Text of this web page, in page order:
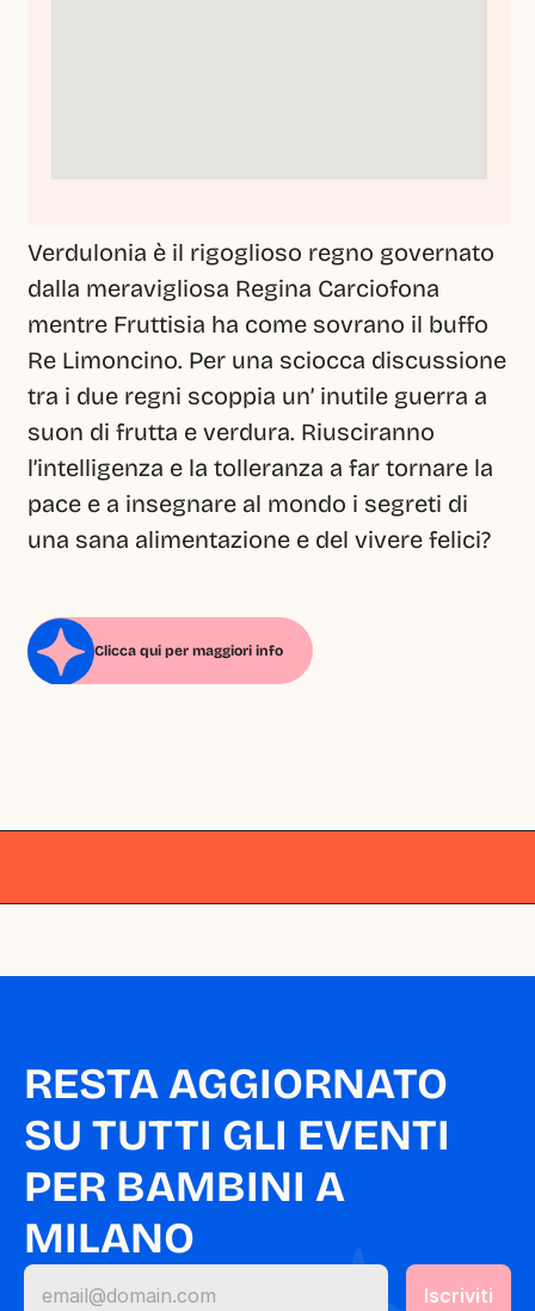
Verdulonia è il rigoglioso regno governato
dalla meravigliosa Regina Carciofona
mentre Fruttisia ha come sovrano il buffo
Re Limoncino. Per una sciocca discussione
tra i due regni scoppia un’ inutile guerra a
suon di frutta e verdura. Riusciranno
l’intelligenza e la tolleranza a far tornare la
pace e a insegnare al mondo i segreti di
una sana alimentazione e del vivere felici?
Clicca qui per maggiori info
RESTA AGGIORNATO
SU TUTTI GLI EVENTI
PER BAMBINI A
MILANO